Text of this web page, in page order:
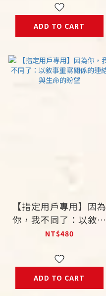
ADD TO CART
【指定用戶專用】因為
你，我不同了：以敘事
重寫關係的連結與生命
NT$480
ADD TO CART